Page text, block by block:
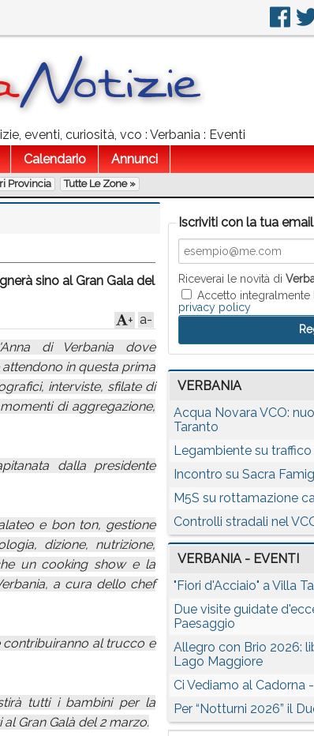
eventi, curiosità, vco : Verbania : Eventi
Calendario Annunci
Provincia Tutte Le Zone »
sino al Gran Gala del
a-
+
di Verbania dove
in questa prima
interviste, sfilate di
di aggregazione,
dalla presidente
e bon ton, gestione
dizione, nutrizione,
un cooking show e la
a cura dello chef
contribuiranno al trucco e
tutti i bambini per la
Gran Galà del 2 marzo.
Iscriviti con la tua email
Riceverai le novità di
Accetto integralmente
privacy policy
VERBANIA
Acqua Novara VCO:
Taranto
Legambiente su
Incontro su Sacra
M5S su rottamazione
Controlli stradali nel
VERBANIA - EVENTI
"Fiori d'Acciaio" a Villa
Due visite guidate
Paesaggio
Allegro con Brio 2026:
Lago Maggiore
Ci Vediamo al Cadorna
Per “Notturni 2026” il